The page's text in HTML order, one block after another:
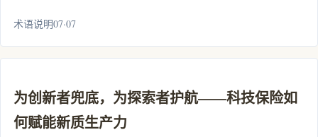
术语说明07·07
为创新者兜底，为探索者护航——科技保险如
何赋能新质生产力